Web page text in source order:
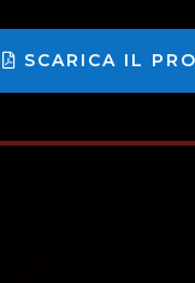
SCARICA IL